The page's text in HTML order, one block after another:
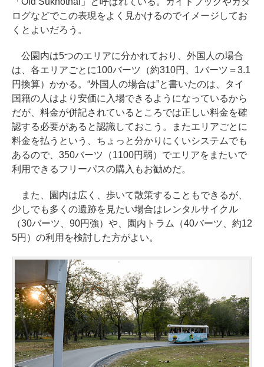
ログなどでこの表現をよく見かけるのでイメージしてお
くとよいだろう。
公園内は5つのエリアに分かれており、外国人の場合
は、各エリアごとに100バーツ（約310円、1バーツ＝3.1
円換算）かかる。“外国人の場合は”と書いたのは、タイ
国籍の人はより安価に入場できるようになっているから
だが、料金が併記されているところでは正しい料金を確
認する必要があると認識しておこう。またエリアごとに
料金を払うという、ちょっと分かりにくいシステムでも
あるので、350バーツ（1100円弱）でエリアをまたいで
利用できるフリーパスの購入もお勧めだ。
また、園内は広く、歩いて散策することもできるが、
少しでも多くの遺跡を見たい場合はレンタルサイクル
（30バーツ、90円強）や、園内トラム（40バーツ、約12
5円）の利用を検討した方がよい。